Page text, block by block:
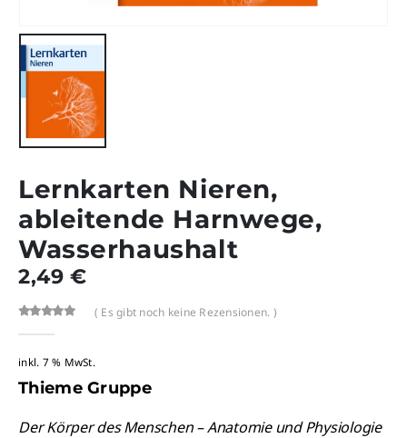
Lernkarten Nieren,
ableitende Harnwege,
Wasserhaushalt
2,49 €
( Es gibt noch keine Rezensionen. )
inkl. 7 % MwSt.
Thieme Gruppe
Der Körper des Menschen – Anatomie und Physiologie